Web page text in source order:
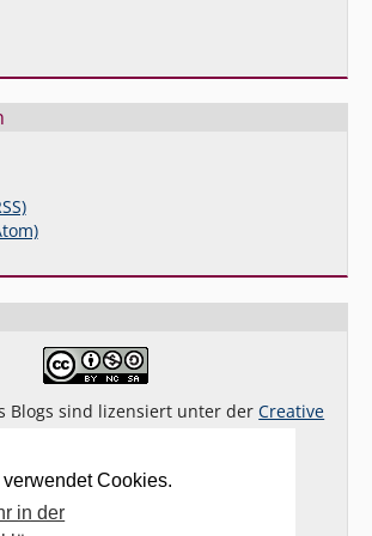
Cookies.
in der
Blogs sind lizensiert unter derCreative
oder (andere) erkennbare
anders gekennzeichnete